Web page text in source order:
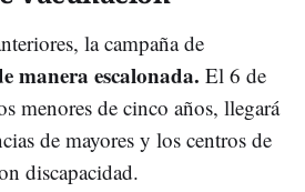
la campaña de
manera escalonada. El 6 de
menores de cinco años, llegará
de mayores y los centros de
discapacidad.